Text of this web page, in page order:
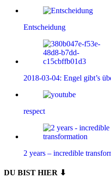
Entscheidung
2018-03-04: Engel gibt’s
respect
2 years – incredible
DU BIST HIER ⬇